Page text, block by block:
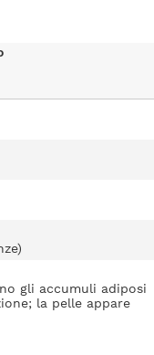
gli accumuli adiposi
la pelle appare